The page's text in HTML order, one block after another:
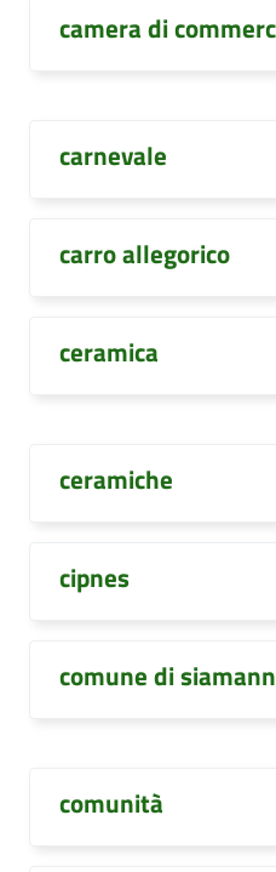
camera di
carnevale
carro allegorico
ceramica
ceramiche
cipnes
comune di
comunità